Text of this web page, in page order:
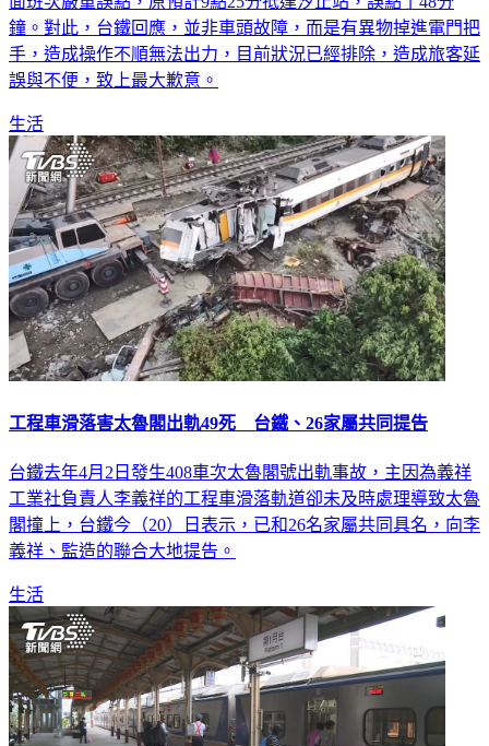
鐘。對此，台鐵回應，並非車頭故障，而是有異物掉進電門把
手，造成操作不順無法出力，目前狀況已經排除，造成旅客延
誤與不便，致上最大歉意。
生活
工程車滑落害太魯閣出軌49死 台鐵、26家屬共同提告
台鐵去年4月2日發生408車次太魯閣號出軌事故，主因為義祥
工業社負責人李義祥的工程車滑落軌道卻未及時處理導致太魯
閣撞上，台鐵今（20）日表示，已和26名家屬共同具名，向李
義祥、監造的聯合大地提告。
生活